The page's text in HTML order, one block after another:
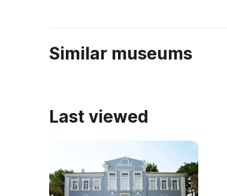
Similar museums
Last viewed